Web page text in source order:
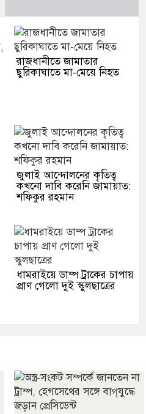
রাজধানীতে জামাতার
ছুরিকাঘাতে মা-মেয়ে নিহত
জুলাই আন্দোলনের কৃতিত্ব
কখনো দাবি করেনি জামায়াত:
শফিকুর রহমান
ধামরাইয়ে ডাম্প ট্রাকের চাপায়
প্রাণ গেলো দুই স্কুলছাত্রের